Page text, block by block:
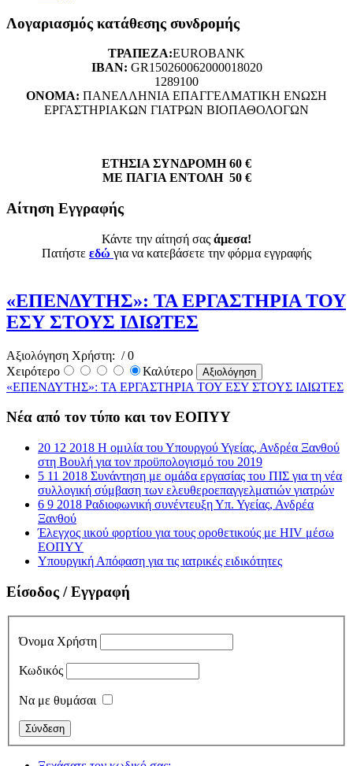
Λογαριασμός κατάθεσης συνδρομής
ΤΡΑΠΕΖΑ:EUROBANK
ΙΒΑΝ: GR150260062000018020
1289100
ΟΝΟΜΑ: ΠΑΝΕΛΛΗΝΙΑ ΕΠΑΓΓΕΛΜΑΤΙΚΗ ΕΝΩΣΗ
ΕΡΓΑΣΤΗΡΙΑΚΩΝ ΓΙΑΤΡΩΝ ΒΙΟΠΑΘΟΛΟΓΩΝ
ΕΤΗΣΙΑ ΣΥΝΔΡΟΜΗ 60 €
ΜΕ ΠΑΓΙΑ ΕΝΤΟΛΗ 50 €
Αίτηση Εγγραφής
Κάντε την αίτησή σας άμεσα!
Πατήστε εδώ για να κατεβάσετε την φόρμα εγγραφής
«ΕΠΕΝΔΥΤΗΣ»: ΤΑ ΕΡΓΑΣΤΗΡΙΑ ΤΟΥ
ΕΣΥ ΣΤΟΥΣ ΙΔΙΩΤΕΣ
Αξιολόγηση Χρήστη: / 0
Χειρότερο
Καλύτερο
«ΕΠΕΝΔΥΤΗΣ»: ΤΑ ΕΡΓΑΣΤΗΡΙΑ ΤΟΥ ΕΣΥ ΣΤΟΥΣ ΙΔΙΩΤΕΣ
Νέα από τον τύπο και τον ΕΟΠΥΥ
20 12 2018 Η ομιλία του Υπουργού Υγείας, Ανδρέα Ξανθού
στη Βουλή για τον προϋπολογισμό του 2019
5 11 2018 Συνάντηση με ομάδα εργασίας του ΠΙΣ για τη νέα
συλλογική σύμβαση των ελευθεροεπαγγελματιών γιατρών
6 9 2018 Ραδιοφωνική συνέντευξη Υπ. Υγείας, Ανδρέα
Ξανθού
Έλεγχος ιικού φορτίου για τους οροθετικούς με HIV μέσω
ΕΟΠΥΥ
Υπουργική Απόφαση για τις ιατρικές ειδικότητες
Είσοδος / Εγγραφή
Όνομα Χρήστη
Κωδικός
Να με θυμάσαι